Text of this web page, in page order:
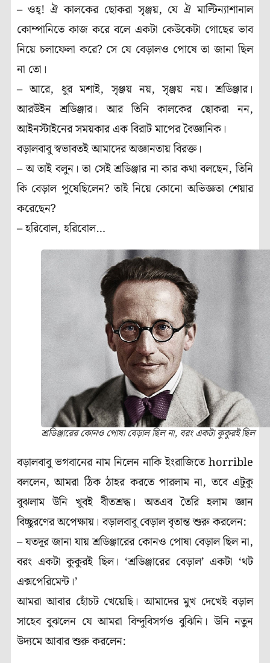
– ওহ্‌! ঐ কালকের ছোকরা সৃঞ্জয়, যে ঐ মাল্টিন্যাশানাল
কোম্পানিতে কাজ করে বলে একটা কেউকেটা গোছের ভাব
নিয়ে চলাফেলা করে? সে যে বেড়ালও পোষে তা জানা ছিল
না তো।
– আরে, ধুর মশাই, সৃঞ্জয় নয়, সৃঞ্জয় নয়। শ্রডিঞ্জার।
আরউইন শ্রডিঞ্জার। আর তিনি কালকের ছোকরা নন,
আইনস্টাইনের সময়কার এক বিরাট মাপের বৈজ্ঞানিক।
বড়ালবাবু স্বভাবতই আমাদের অজ্ঞানতায় বিরক্ত।
– অ তাই বলুন। তা সেই শ্রডিঞ্জার না কার কথা বলছেন, তিনি
কি বেড়াল পুষেছিলেন? তাই নিয়ে কোনো অভিজ্ঞতা শেয়ার
করেছেন?
– হরিবোল, হরিবোল…
শ্রডিঞ্জারের কোনও পোষা বেড়াল ছিল না, বরং একটা কুকুরই ছিল
বড়ালবাবু ভগবানের নাম নিলেন নাকি ইংরাজিতে horrible
বললেন, আমরা ঠিক ঠাহর করতে পারলাম না, তবে এটুকু
বুঝলাম উনি খুবই বীতশ্রদ্ধ। অতএব তৈরি হলাম জ্ঞান
বিচ্ছুরণের অপেক্ষায়। বড়ালবাবু বেড়াল বৃতান্ত শুরু করলেন:
– যতদূর জানা যায় শ্রডিঞ্জারের কোনও পোষা বেড়াল ছিল না,
বরং একটা কুকুরই ছিল। ‘শ্রডিঞ্জারের বেড়াল’ একটা ‘থট
এক্সপেরিমেন্ট।’
আমরা আবার হোঁচট খেয়েছি। আমাদের মুখ দেখেই বড়াল
সাহেব বুঝলেন যে আমরা বিন্দুবিসর্গও বুঝিনি। উনি নতুন
উদ্যমে আবার শুরু করলেন: